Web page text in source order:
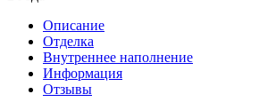
Описание
Отделка
Внутреннее наполнение
Информация
Отзывы